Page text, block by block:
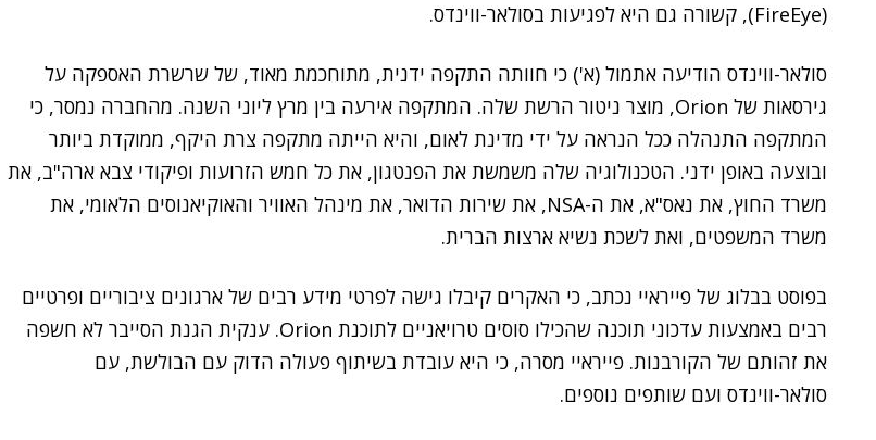
(FireEye), קשורה גם היא לפגיעות בסולאר-ווינדס.
סולאר-ווינדס הודיעה אתמול (א') כי חוותה התקפה ידנית, מתוחכמת מאוד, של שרשרת האספקה ​​על
גירסאות של Orion, מוצר ניטור הרשת שלה. המתקפה אירעה בין מרץ ליוני השנה. מהחברה נמסר, כי
המתקפה התנהלה ככל הנראה על ידי מדינת לאום, והיא הייתה מתקפה צרת היקף, ממוקדת ביותר
ובוצעה באופן ידני. הטכנולוגיה שלה משמשת את הפנטגון, את כל חמש הזרועות ופיקודי צבא ארה"ב, את
משרד החוץ, את נאס"א, את ה-NSA, את שירות הדואר, את מינהל האוויר והאוקיאנוסים הלאומי, את
משרד המשפטים, ואת לשכת נשיא ארצות הברית.
בפוסט בבלוג של פייראיי נכתב, כי האקרים קיבלו גישה לפרטי מידע רבים של ארגונים ציבוריים ופרטיים
רבים באמצעות עדכוני תוכנה שהכילו סוסים טרויאניים לתוכנת Orion. ענקית הגנת הסייבר לא חשפה
את זהותם של הקורבנות. פייראיי מסרה, כי היא עובדת בשיתוף פעולה הדוק עם הבולשת, עם
סולאר-ווינדס ועם שותפים נוספים.